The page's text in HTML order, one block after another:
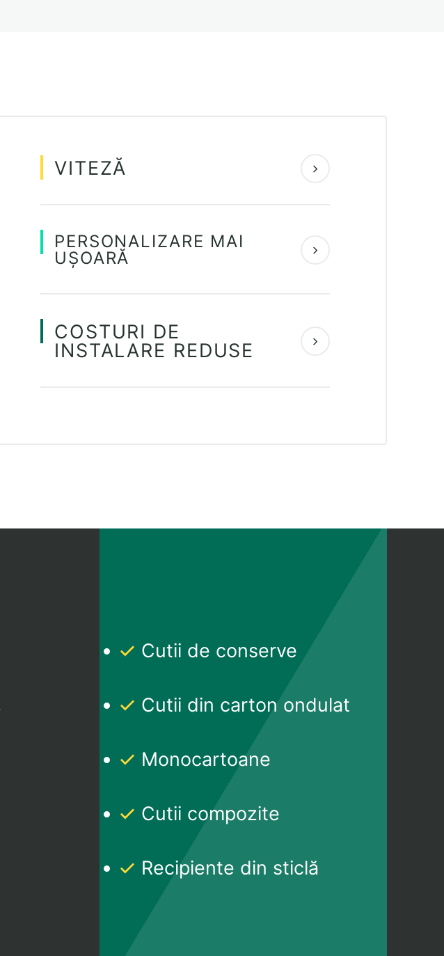
VITEZĂ
PERSONALIZARE MAI
UȘOARĂ
COSTURI DE
INSTALARE REDUSE
Cutii de conserve
Cutii din carton ondulat
Monocartoane
Cutii compozite
Recipiente din sticlă